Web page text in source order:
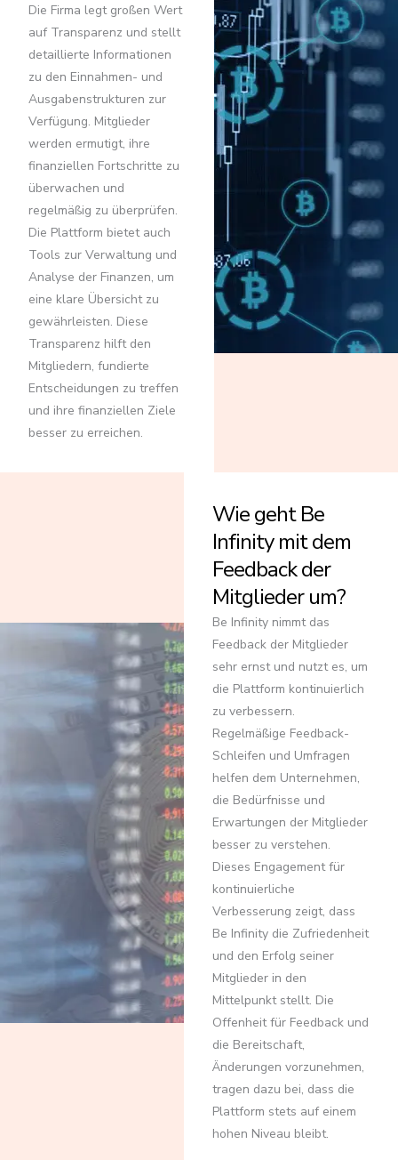
Die Firma legt großen Wert
auf Transparenz und stellt
detaillierte Informationen
zu den Einnahmen- und
Ausgabenstrukturen zur
Verfügung. Mitglieder
werden ermutigt, ihre
finanziellen Fortschritte zu
überwachen und
regelmäßig zu überprüfen.
Die Plattform bietet auch
Tools zur Verwaltung und
Analyse der Finanzen, um
eine klare Übersicht zu
gewährleisten. Diese
Transparenz hilft den
Mitgliedern, fundierte
Entscheidungen zu treffen
und ihre finanziellen Ziele
besser zu erreichen.
Wie geht Be
Infinity mit dem
Feedback der
Mitglieder um?
Be Infinity nimmt das
Feedback der Mitglieder
sehr ernst und nutzt es, um
die Plattform kontinuierlich
zu verbessern.
Regelmäßige Feedback-
Schleifen und Umfragen
helfen dem Unternehmen,
die Bedürfnisse und
Erwartungen der Mitglieder
besser zu verstehen.
Dieses Engagement für
kontinuierliche
Verbesserung zeigt, dass
Be Infinity die Zufriedenheit
und den Erfolg seiner
Mitglieder in den
Mittelpunkt stellt. Die
Offenheit für Feedback und
die Bereitschaft,
Änderungen vorzunehmen,
tragen dazu bei, dass die
Plattform stets auf einem
hohen Niveau bleibt.